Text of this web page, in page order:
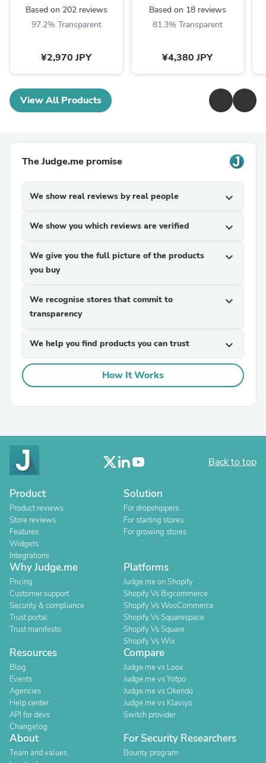
Based on 202 reviews
97.2% Transparent
¥2,970 JPY
Based on 18 reviews
81.3% Transparent
¥4,380 JPY
View All Products
The Judge.me promise
We show real reviews by real people expand_more
We show you which reviews are verified expand_more
We give you the full picture of the products
you buy
expand_more
We recognise stores that commit to
transparency
expand_more
We help you find products you can trust expand_more
How It Works
Back to top
Product
Product reviews
Store reviews
Features
Widgets
Integrations
Solution
For dropshippers
For starting stores
For growing stores
Why Judge.me
Pricing
Customer support
Security & compliance
Trust portal
Trust manifesto
Platforms
Judge.me on Shopify
Shopify Vs Bigcommerce
Shopify Vs WooCommerce
Shopify Vs Squarespace
Shopify Vs Square
Shopify Vs Wix
Resources
Blog
Events
Agencies
Help center
API for devs
Changelog
Compare
Judge.me vs Loox
Judge.me vs Yotpo
Judge.me vs Okendo
Judge.me vs Klaviyo
Switch provider
About
Team and values
For Security Researchers
Bounty program